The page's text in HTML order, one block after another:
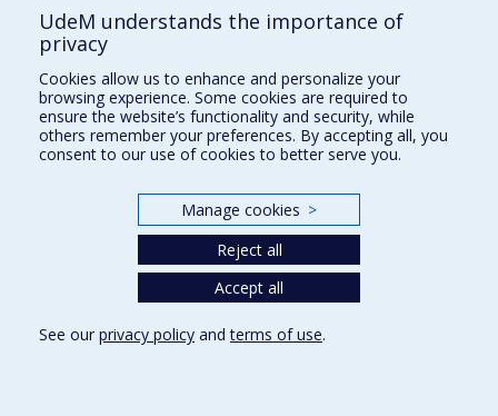
Comment soutenir l'École?
BESOIN D'AIDE?
Plan du site
Signaler une erreur
Accessibilité
Nos départements et écoles
UdeM understands the importance of
privacy
Cookies allow us to enhance and personalize your
browsing experience. Some cookies are required to
ensure the website’s functionality and security, while
others remember your preferences. By accepting all, you
consent to our use of cookies to better serve you.
Manage cookies >
Reject all
Accept all
See our privacy policy andterms of use.